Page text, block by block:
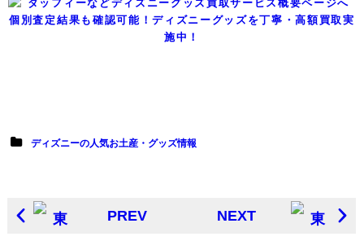
個別査定結果も確認可能！ディズニーグッズを丁寧・高額買取実
施中！
ディズニーの人気お土産・グッズ情報
PREV NEXT